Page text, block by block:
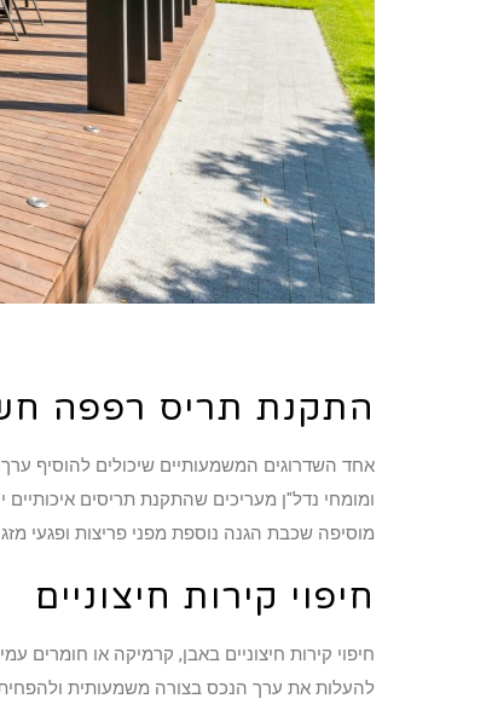
התקנת תריס רפפה
אחד השדרוגים המשמעותיים שיכולים להוסיף
ומומחי נדל"ן מעריכים שהתקנת תריסים איכותיים יכולה להחזיר עד 75%
מוסיפה שכבת הגנה נוספת מפני פריצות ופגעי מזג
חיפוי קירות חיצוניים